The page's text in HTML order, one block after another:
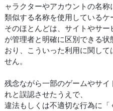
ャラクターやアカウントの名
類似する名称を使用しているケ
そのほとんどは、サイトやサ
が管理者と明確に区別できる
おり、こういった利用に関し
せん。
残念ながら一部のゲームやサ
れと誤認させたうえで、
違法もしくは不適切な行為に